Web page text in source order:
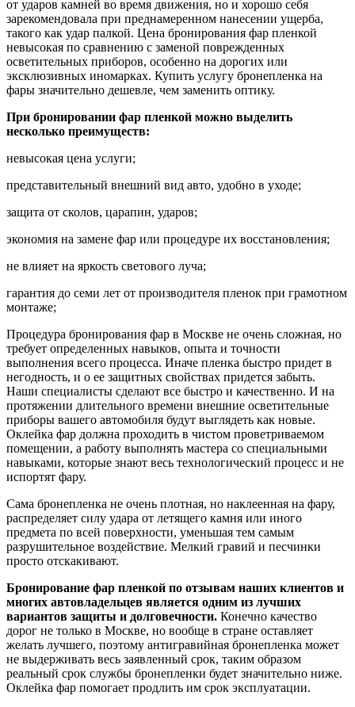
от ударов камней во время движения, но и хорошо себя
зарекомендовала при преднамеренном нанесении ущерба,
такого как удар палкой. Цена бронирования фар пленкой
невысокая по сравнению с заменой поврежденных
осветительных приборов, особенно на дорогих или
эксклюзивных иномарках. Купить услугу бронепленка на
фары значительно дешевле, чем заменить оптику.
При бронировании фар пленкой можно выделить
несколько преимуществ:
невысокая цена услуги;
представительный внешний вид авто, удобно в уходе;
защита от сколов, царапин, ударов;
экономия на замене фар или процедуре их восстановления;
не влияет на яркость светового луча;
гарантия до семи лет от производителя пленок при грамотном
монтаже;
Процедура бронирования фар в Москве не очень сложная, но
требует определенных навыков, опыта и точности
выполнения всего процесса. Иначе пленка быстро придет в
негодность, и о ее защитных свойствах придется забыть.
Наши специалисты сделают все быстро и качественно. И на
протяжении длительного времени внешние осветительные
приборы вашего автомобиля будут выглядеть как новые.
Оклейка фар должна проходить в чистом проветриваемом
помещении, а работу выполнять мастера со специальными
навыками, которые знают весь технологический процесс и не
испортят фару.
Сама бронепленка не очень плотная, но наклеенная на фару,
распределяет силу удара от летящего камня или иного
предмета по всей поверхности, уменьшая тем самым
разрушительное воздействие. Мелкий гравий и песчинки
просто отскакивают.
Бронирование фар пленкой по отзывам наших клиентов и
многих автовладельцев является одним из лучших
вариантов защиты и долговечности. Конечно качество
дорог не только в Москве, но вообще в стране оставляет
желать лучшего, поэтому антигравийная бронепленка может
не выдерживать весь заявленный срок, таким образом
реальный срок службы бронепленки будет значительно ниже.
Оклейка фар помогает продлить им срок эксплуатации.